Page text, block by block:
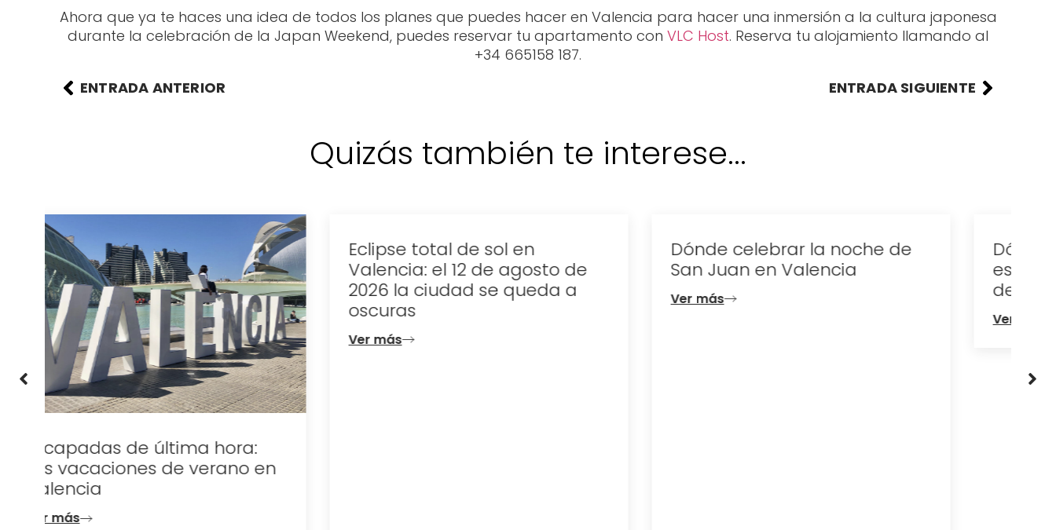
Ahora que ya te haces una idea de todos los planes que puedes hacer en Valencia para hacer una inmersión a la cultura japonesa
durante la celebración de la Japan Weekend, puedes reservar tu apartamento con VLC Host. Reserva tu alojamiento llamando al
+34 665158 187.
ENTRADA ANTERIOR
ENTRADA SIGUIENTE
Quizás también te interese...
Eclipse total de sol en
Valencia: el 12 de agosto de
2026 la ciudad se queda a
oscuras
Ver más
Dónde celebrar la noche de
San Juan en Valencia
Ver más
Dónde alojarse en Valencia
este verano: la mejor forma
de disfrutar la ciudad